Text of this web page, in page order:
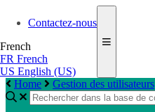
Contactez-nous
French
FR French
US English (US)
Home
Gestion des utilisateurs